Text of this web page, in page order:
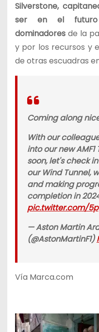
Silverstone,
ser en el
dominadores de la
y por los recursos y
de otras escuadras
Coming along
With our
into our new
soon, let's check
our Wind Tunnel,
and making
completion in
pic.twitter.com/
— Aston Martin
(@AstonMartinF1)
Vía Marca.com